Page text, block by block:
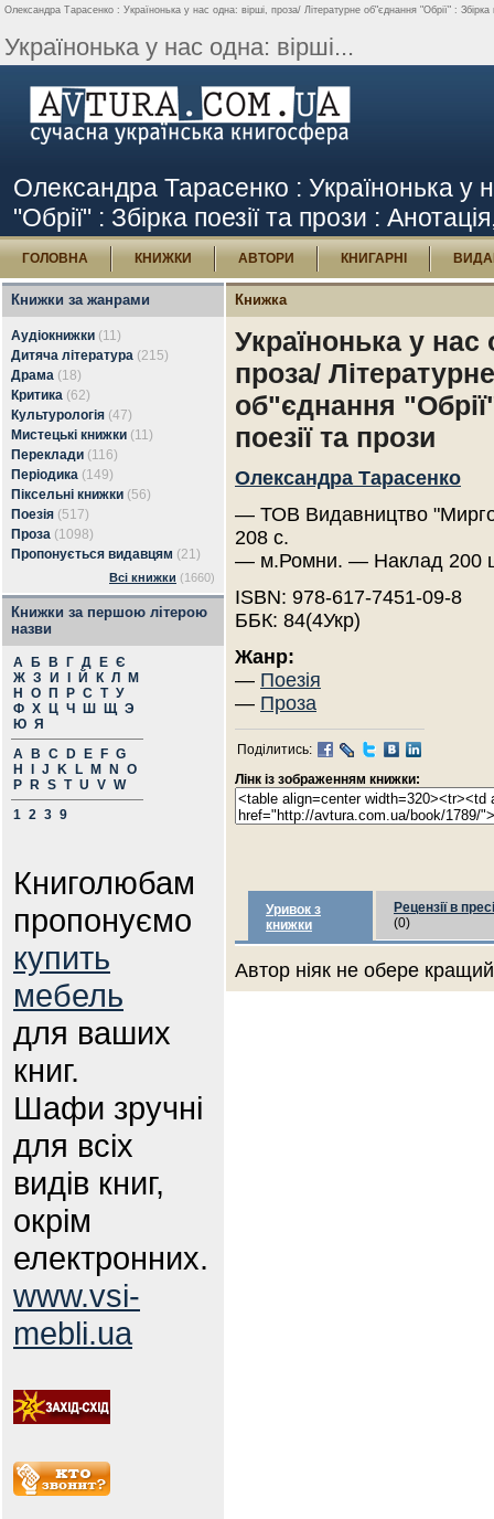
Олександра Тарасенко : Українонька у нас одна: вірші, проза/ Літературне об"єднання "Обрії" : Збірка
Українонька у нас одна: вірші...
Олександра Тарасенко : Українонька у
"Обрії" : Збірка поезії та прози :
ГОЛОВНА КНИЖКИ АВТОРИ КНИГАРНІ
Книжки за жанрами
Аудіокнижки (11)
Дитяча література (215)
Драма (18)
Критика (62)
Культурологія (47)
Мистецькі книжки (11)
Переклади (116)
Періодика (149)
Піксельні книжки (56)
Поезія (517)
Проза (1098)
Пропонується видавцям (21)
Всі книжки (1660)
Книжки за першою літерою
назви
А Б В Г Д Е Є
Ж З И Й К Л
М
Н
О П Р С Т У
Ф Х Ц Ч Ш Щ Э
Ю Я
A
B C D E F G
H
J K L M N
O
P
R S T U V W
1 2 3 9
Книголюбам
пропонуємо
купить
мебель
для ваших
книг.
Шафи зручні
для всіх
видів книг,
окрім
електронних.
www.vsi-
mebli.ua
Книжка
Українонька у нас
проза/ Літературне
об"єднання
поезії та прози
Олександра Тарасенко
— ТОВ Видавництво
208 с.
— м.Ромни. — Наклад 200
ISBN: 978-617-7451-09-8
ББК: 84(4Укр)
Жанр:
— Поезія
— Проза
Поділитись:
Лінк із зображенням книжки:
Уривок з
книжки
Рецензії в пресі
(0)
Автор ніяк не обере